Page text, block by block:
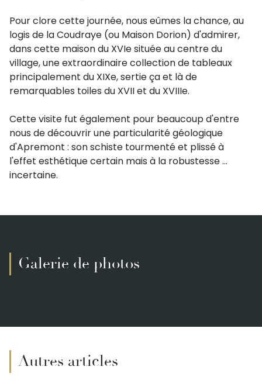
Pour clore cette journée, nous eûmes la chance, au
logis de la Coudraye (ou Maison Dorion) d'admirer,
dans cette maison du XVIe située au centre du
village, une extraordinaire collection de tableaux
principalement du XIXe, sertie ça et là de
remarquables toiles du XVII et du XVIIIe.
Cette visite fut également pour beaucoup d'entre
nous de découvrir une particularité géologique
d'Apremont : son schiste tourmenté et plissé à
l'effet esthétique certain mais à la robustesse ...
incertaine.
Galerie de photos
Autres articles